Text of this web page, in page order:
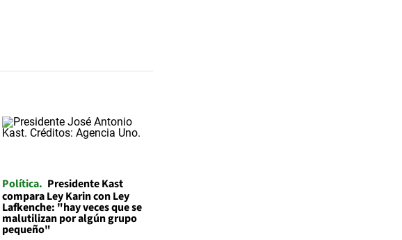
Política Presidente Kast
compara Ley Karin con Ley
Lafkenche: "hay veces que se
malutilizan por algún grupo
pequeño"